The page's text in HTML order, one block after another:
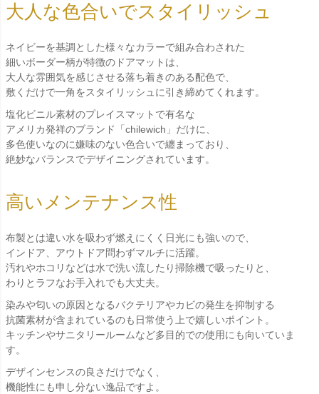
大人な色合いでスタイリッシュ
ネイビーを基調とした様々なカラーで組み合わされた
細いボーダー柄が特徴のドアマットは、
大人な雰囲気を感じさせる落ち着きのある配色で、
敷くだけで一角をスタイリッシュに引き締めてくれます。
塩化ビニル素材のプレイスマットで有名な
アメリカ発祥のブランド「chilewich」だけに、
多色使いなのに嫌味のない色合いで纏まっており、
絶妙なバランスでデザイニングされています。
高いメンテナンス性
布製とは違い水を吸わず燃えにくく日光にも強いので、
インドア、アウトドア問わずマルチに活躍。
汚れやホコリなどは水で洗い流したり掃除機で吸ったりと、
わりとラフなお手入れでも大丈夫。
染みや匂いの原因となるバクテリアやカビの発生を抑制する
抗菌素材が含まれているのも日常使う上で嬉しいポイント。
キッチンやサニタリールームなど多目的での使用にも向いていま
す。
デザインセンスの良さだけでなく、
機能性にも申し分ない逸品ですよ。